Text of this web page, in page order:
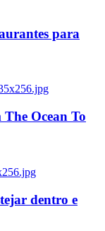
para
Ocean To
dentro e